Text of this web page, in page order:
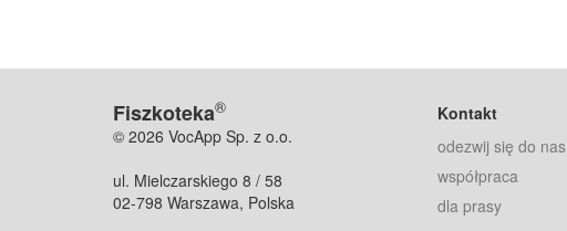
Fiszkoteka®
© 2026 VocApp Sp. z o.o.
ul. Mielczarskiego 8 / 58
02-798 Warszawa, Polska
Kontakt
odezwij się do nas
współpraca
dla prasy